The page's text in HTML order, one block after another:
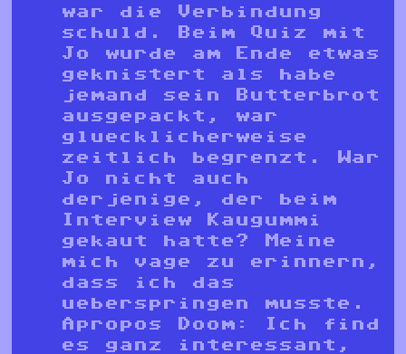
war die Verbindung
schuld. Beim Quiz mit
Jo wurde am Ende etwas
geknistert als habe
jemand sein Butterbrot
ausgepackt, war
gluecklicherweise
zeitlich begrenzt. War
Jo nicht auch
derjenige, der beim
Interview Kaugummi
gekaut hatte? Meine
mich vage zu erinnern,
dass ich das
ueberspringen musste.
Apropos Doom: Ich find
es ganz interessant,